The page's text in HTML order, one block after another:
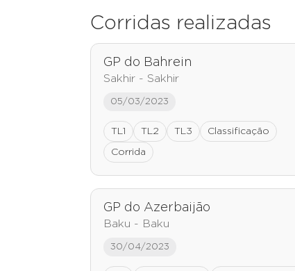
Corridas realizadas
GP do Bahrein
Sakhir - Sakhir
05/03/2023
TL1 TL2 TL3 Classificação
Corrida
GP do Azerbaijão
Baku - Baku
30/04/2023